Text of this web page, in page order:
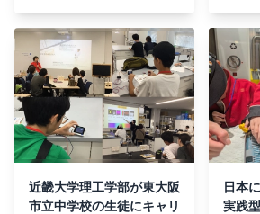
近畿大学理工学部が東大阪
市立中学校の生徒にキャリ
日本
実践